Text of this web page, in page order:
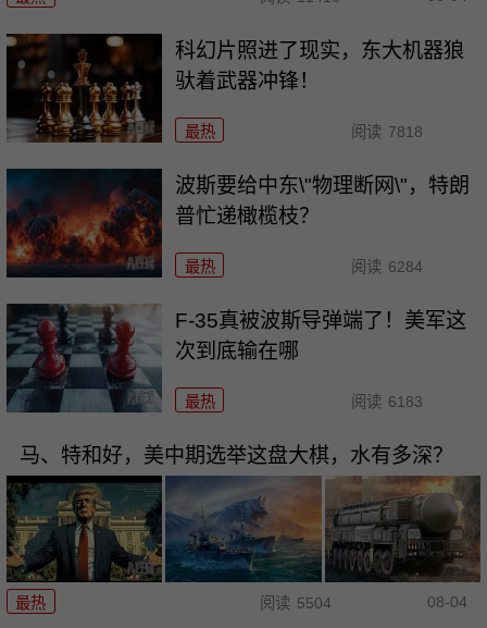
科幻片照进了现实，东大机器狼
驮着武器冲锋！
最热 阅读 7818
波斯要给中东\"物理断网\"，特朗
普忙递橄榄枝？
最热 阅读 6284
F-35真被波斯导弹端了！美军这
次到底输在哪
最热 阅读 6183
马、特和好，美中期选举这盘大棋，水有多深？
最热 阅读 5504 08-04